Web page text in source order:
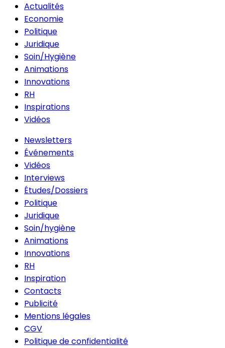
Actualités
Economie
Politique
Juridique
Soin/Hygiène
Animations
Innovations
RH
Inspirations
Vidéos
Newsletters
Événements
Vidéos
Interviews
Études/Dossiers
Politique
Juridique
Soin/hygiène
Animations
Innovations
RH
Inspiration
Contacts
Publicité
Mentions légales
CGV
Politique de confidentialité